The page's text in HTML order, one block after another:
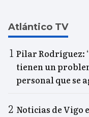
Atlántico TV
Pilar Rodríguez:
tienen un
personal que se
Noticias de Vigo